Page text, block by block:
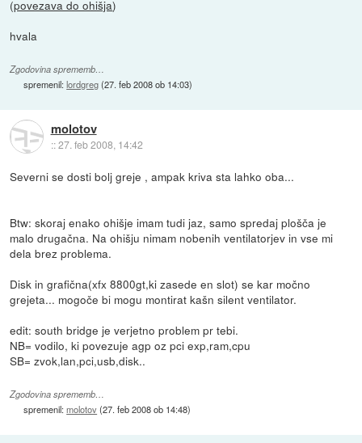
(povezava do ohišja)
hvala
Zgodovina sprememb…
spremenil:lordgreg(27. feb 2008 ob 14:03)
molotov
::27. feb 2008, 14:42
Severni se dosti bolj greje , ampak kriva sta lahko oba...
Btw: skoraj enako ohišje imam tudi jaz, samo spredaj plošča je
malo drugačna. Na ohišju nimam nobenih ventilatorjev in vse mi
dela brez problema.
Disk in grafična(xfx 8800gt,ki zasede en slot) se kar močno
grejeta... mogoče bi mogu montirat kašn silent ventilator.
edit: south bridge je verjetno problem pr tebi.
NB= vodilo, ki povezuje agp oz pci exp,ram,cpu
SB= zvok,lan,pci,usb,disk..
Zgodovina sprememb…
spremenil:molotov(27. feb 2008 ob 14:48)